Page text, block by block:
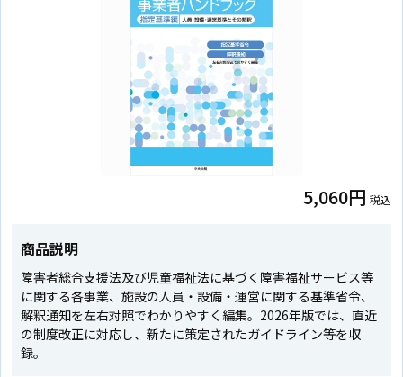
5,060円 税込
商品説明
障害者総合支援法及び児童福祉法に基づく障害福祉サービス等
に関する各事業、施設の人員・設備・運営に関する基準省令、
解釈通知を左右対照でわかりやすく編集。2026年版では、直近
の制度改正に対応し、新たに策定されたガイドライン等を収
録。